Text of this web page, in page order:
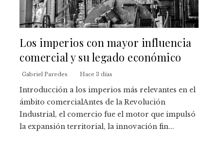
Los imperios con mayor influencia
comercial y su legado económico
Gabriel Paredes Hace 3 días
Introducción a los imperios más relevantes en el
ámbito comercialAntes de la Revolución
Industrial, el comercio fue el motor que impulsó
la expansión territorial, la innovación fin...